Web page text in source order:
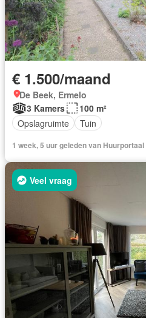
€ 1.500/maand
De Beek, Ermelo
3 Kamers
100 m²
Opslagruimte
Tuin
1 week, 5 uur geleden van Huurportaal
Veel vraag